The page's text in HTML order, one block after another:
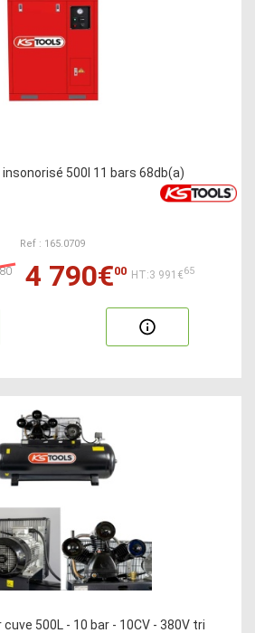
500l 11 bars 68db(a)
Ref : 165.0709
4 790€00 HT:3 991€65
500L - 10 bar - 10CV - 380V tri